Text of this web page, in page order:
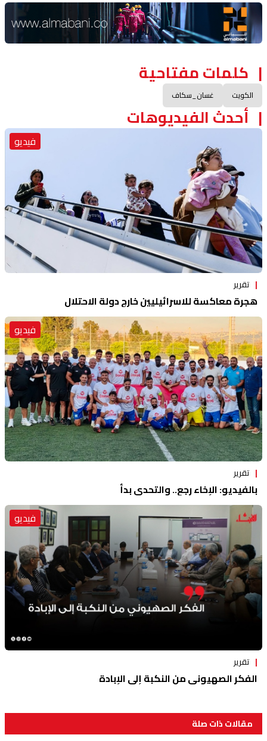
Advertisement Section
كلمات مفتاحية
الكويت غسان_سكاف
أحدث الفيديوهات
فيديو
تقرير
هجرة معاكسة للاسرائيليين خارج دولة الاحتلال
فيديو
تقرير
بالفيديو: الإخاء رجع.. والتحدي بدأ
فيديو
تقرير
الفكر الصهيوني من النكبة إلى الإبادة
مقالات ذات صلة